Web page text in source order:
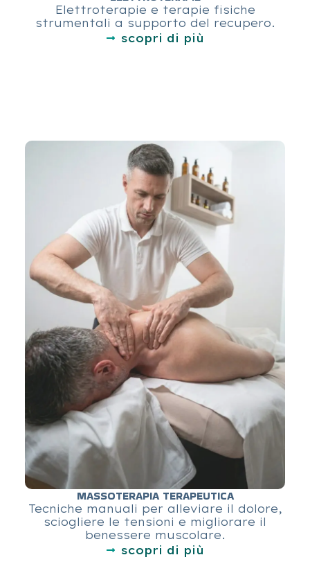
Elettroterapie e terapie fisiche
strumentali a supporto del recupero.
scopri di più
MASSOTERAPIA TERAPEUTICA
Tecniche manuali per alleviare il dolore,
sciogliere le tensioni e migliorare il
benessere muscolare.
scopri di più